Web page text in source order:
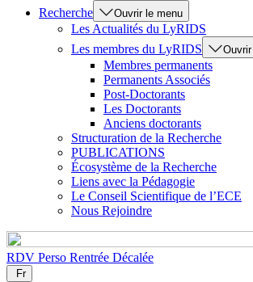
Recherche
Ouvrir le menu
Les Actualités du LyRIDS
Les membres du LyRIDS
Membres permanents
Permanents Associés
Post-Doctorants
Les Doctorants
Anciens doctorants
Structuration de la Recherche
PUBLICATIONS
Écosystème de la Recherche
Liens avec la Pédagogie
Le Conseil Scientifique de l’ECE
Nous Rejoindre
RDV Perso Rentrée Décalée
Fr